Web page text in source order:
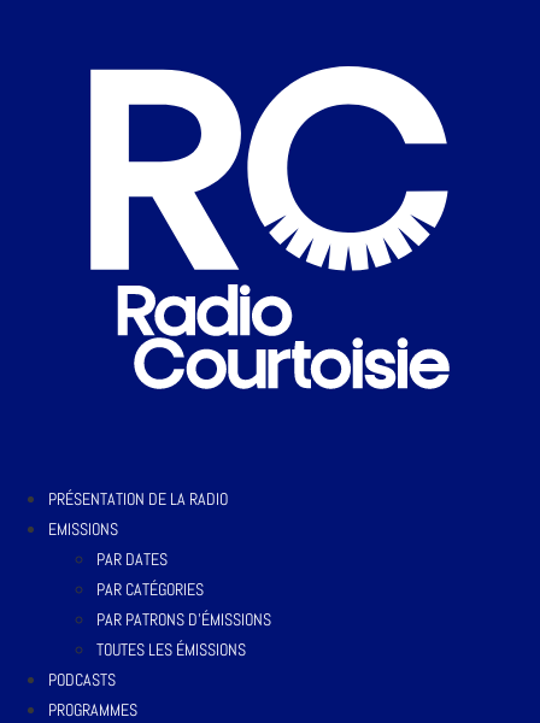
PRÉSENTATION DE LA RADIO
EMISSIONS
PAR DATES
PAR CATÉGORIES
PAR PATRONS D’ÉMISSIONS
TOUTES LES ÉMISSIONS
PODCASTS
PROGRAMMES